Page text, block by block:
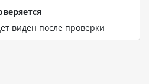
виден после проверки